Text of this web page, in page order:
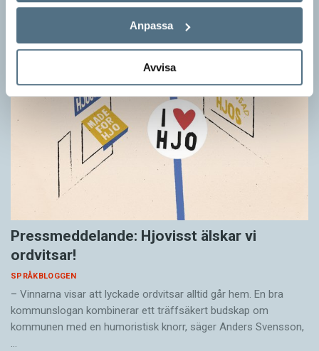
Anpassa
Avvisa
Pressmeddelande: Hjovisst älskar vi
ordvitsar!
SPRÅKBLOGGEN
– Vinnarna visar att lyckade ordvitsar alltid går hem. En bra
kommunslogan kombinerar ett träffsäkert budskap om
kommunen med en humoristisk knorr, säger Anders Svensson,
…